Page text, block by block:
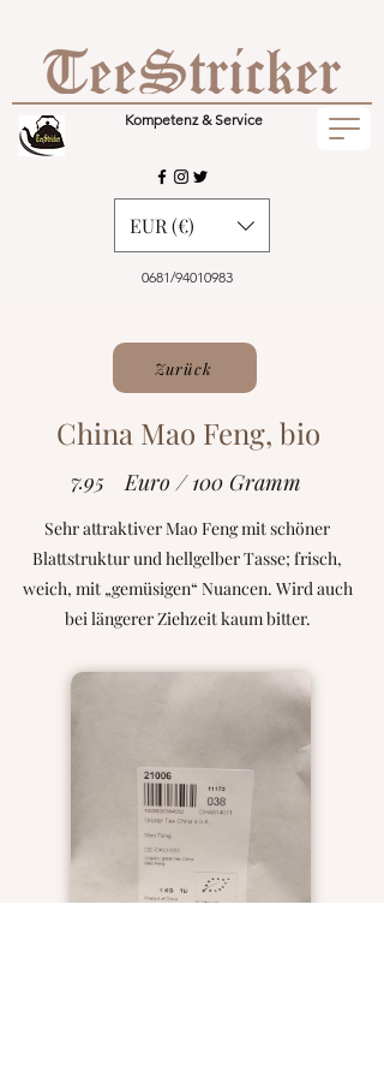
Kompetenz & Service
0681/94010983
EUR (€)
Zurück
China Mao Feng, bio
7.95 Euro / 100 Gramm
Sehr attraktiver Mao Feng mit schöner
Blattstruktur und hellgelber Tasse; frisch,
weich, mit „gemüsigen“ Nuancen. Wird auch
bei längerer Ziehzeit kaum bitter.